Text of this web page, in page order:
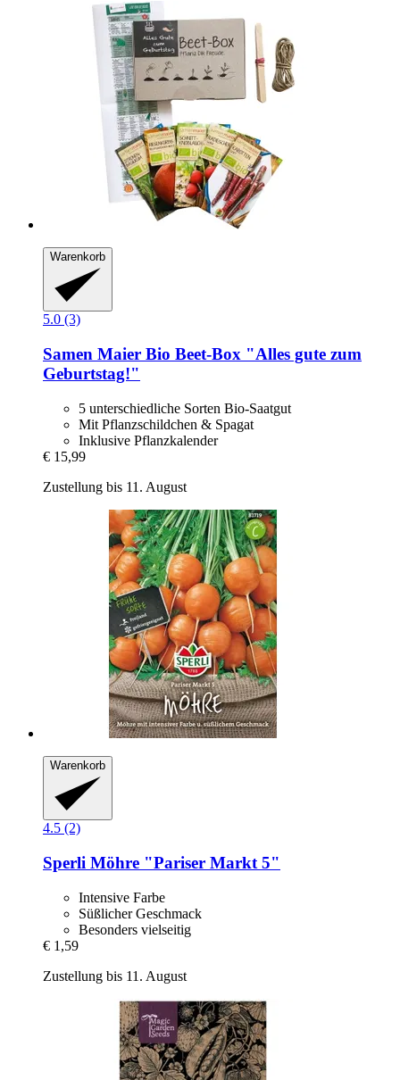
Warenkorb
5.0 (3)
Samen Maier Bio Beet-​Box "Alles gute zum
Geburtstag!"
5 unterschiedliche Sorten Bio-Saatgut
Mit Pflanzschildchen & Spagat
Inklusive Pflanzkalender
€ 15,99
Zustellung bis 11. August
Warenkorb
4.5 (2)
Sperli Möhre "Pariser Markt 5"
Intensive Farbe
Süßlicher Geschmack
Besonders vielseitig
€ 1,59
Zustellung bis 11. August